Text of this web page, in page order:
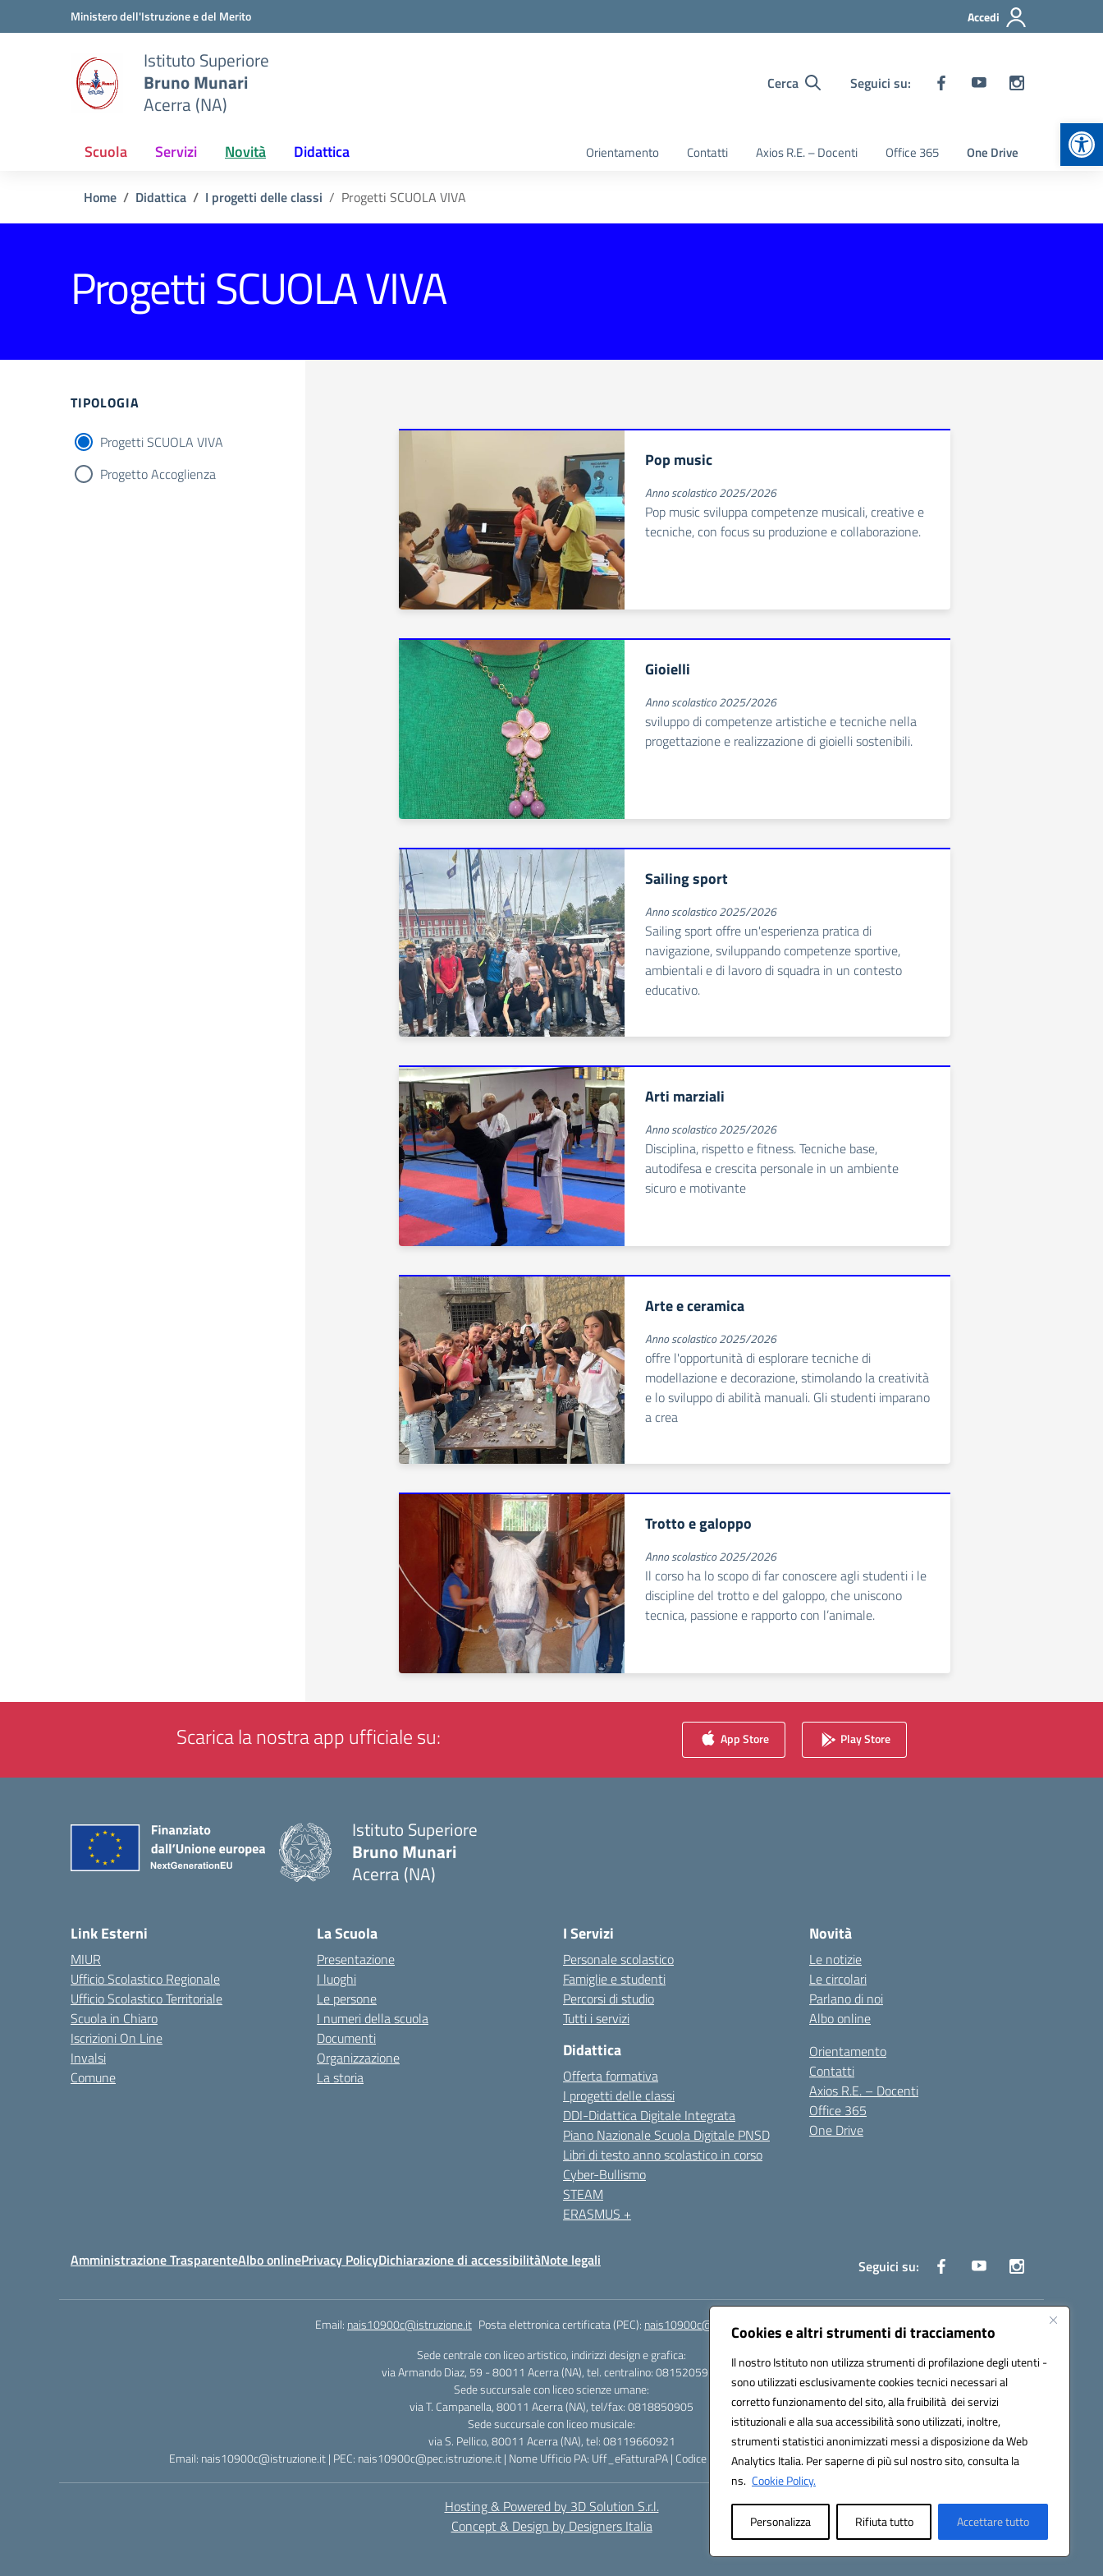
Cookies e altri strumenti di tracciamento
Il nostro Istituto non utilizza strumenti di profilazione degli utenti -
sono utilizzati esclusivamente cookies tecnici necessari al
corretto funzionamento del sito, alla fruibilità dei servizi
istituzionali e alla sua accessibilità sono utilizzati, inoltre,
strumenti statistici anonimizzati messi a disposizione da Web
Analytics Italia. Per saperne di più sul nostro sito, consulta la
ns. Cookie Policy.
Personalizza Rifiuta tutto Accettare tutto
Vai ai contenuti
Vai al menu di navigazioneMinistero dell'Istruzione e del Merito Accedi
Istituto Superiore
Bruno Munari
Acerra (NA)
Cerca Seguici su:
Scuola Servizi Novità Didattica Orientamento Contatti Axios R.E. – Docenti Office 365 One Drive
Home Didattica I progetti delle classi Progetti SCUOLA VIVA
Progetti SCUOLA VIVA
Filtri
TIPOLOGIA
Progetti SCUOLA VIVA
Progetto Accoglienza
Pop music
Anno scolastico 2025/2026
Pop music sviluppa competenze musicali, creative e
tecniche, con focus su produzione e collaborazione.
Gioielli
Anno scolastico 2025/2026
sviluppo di competenze artistiche e tecniche nella
progettazione e realizzazione di gioielli sostenibili.
Sailing sport
Anno scolastico 2025/2026
Sailing sport offre un'esperienza pratica di
navigazione, sviluppando competenze sportive,
ambientali e di lavoro di squadra in un contesto
educativo.
Arti marziali
Anno scolastico 2025/2026
Disciplina, rispetto e fitness. Tecniche base,
autodifesa e crescita personale in un ambiente
sicuro e motivante
Arte e ceramica
Anno scolastico 2025/2026
offre l'opportunità di esplorare tecniche di
modellazione e decorazione, stimolando la creatività
e lo sviluppo di abilità manuali. Gli studenti imparano
a crea
Trotto e galoppo
Anno scolastico 2025/2026
Il corso ha lo scopo di far conoscere agli studenti i le
discipline del trotto e del galoppo, che uniscono
tecnica, passione e rapporto con l’animale.
Scarica la nostra app ufficiale su: App Store Play Store
Istituto Superiore
Bruno Munari
Acerra (NA)
Link Esterni
MIUR
Ufficio Scolastico Regionale
Ufficio Scolastico Territoriale
Scuola in Chiaro
Iscrizioni On Line
Invalsi
Comune
La Scuola
Presentazione
I luoghi
Le persone
I numeri della scuola
Documenti
Organizzazione
La storia
I Servizi
Personale scolastico
Famiglie e studenti
Percorsi di studio
Tutti i servizi
Didattica
Offerta formativa
I progetti delle classi
DDI-Didattica Digitale Integrata
Piano Nazionale Scuola Digitale PNSD
Libri di testo anno scolastico in corso
Cyber-Bullismo
STEAM
ERASMUS +
Novità
Le notizie
Le circolari
Parlano di noi
Albo online
Orientamento
Contatti
Axios R.E. – Docenti
Office 365
One Drive
Amministrazione TrasparenteAlbo onlinePrivacy PolicyDichiarazione di accessibilitàNote legali Seguici su:
Email: nais10900c@istruzione.it Posta elettronica certificata (PEC): nais10900c@pec.istruzione.it
Sede centrale con liceo artistico, indirizzi design e grafica:
via Armando Diaz, 59 - 80011 Acerra (NA), tel. centralino: 0815205935
Sede succursale con liceo scienze umane:
via T. Campanella, 80011 Acerra (NA), tel/fax: 0818850905
Sede succursale con liceo musicale:
via S. Pellico, 80011 Acerra (NA), tel: 08119660921
Email: nais10900c@istruzione.it | PEC: nais10900c@pec.istruzione.it | Nome Ufficio PA: Uff_eFatturaPA | Codice Univoco ufficio: UFOYYV | C.Fisc: 93056740637
Hosting & Powered by 3D Solution S.r.l.
Concept & Design by Designers Italia